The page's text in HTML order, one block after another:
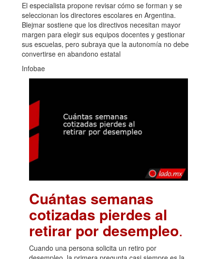
El especialista propone revisar cómo se forman y se
seleccionan los directores escolares en Argentina.
Blejmar sostiene que los directivos necesitan mayor
margen para elegir sus equipos docentes y gestionar
sus escuelas, pero subraya que la autonomía no debe
convertirse en abandono estatal
Infobae
Cuántas semanas
cotizadas pierdes al
retirar por desempleo.
Cuando una persona solicita un retiro por